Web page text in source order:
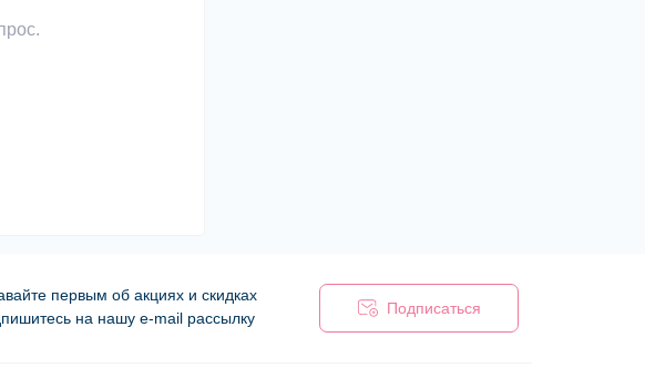
первым об акциях и скидках
на нашу e-mail рассылку
Подписаться